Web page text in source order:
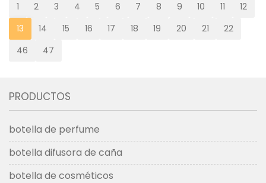
1 2 3 4 5 6 7 8 9 10 11
12
13
14 15 16 17 18 19 20 21
22
46
47
PRODUCTOS
botella de perfume
botella difusora de caña
botella de cosméticos